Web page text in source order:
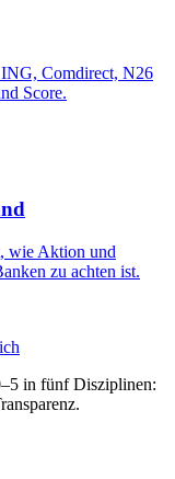
Comdirect, N26
Score.
wie Aktion und
zu achten ist.
in fünf Disziplinen: